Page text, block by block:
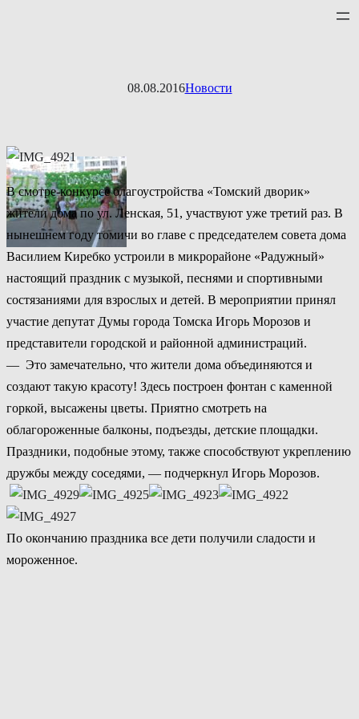
08.08.2016Новости
В смотре-конкурсе благоустройства «Томский дворик»
жители дома по ул. Ленская, 51, участвуют уже третий раз. В
нынешнем году томичи во главе с председателем совета дома
Василием Киребко устроили в микрорайоне «Радужный»
настоящий праздник с музыкой, песнями и спортивными
состязаниями для взрослых и детей. В мероприятии принял
участие депутат Думы города Томска Игорь Морозов и
представители городской и районной администраций.
— Это замечательно, что жители дома объединяются и
создают такую красоту! Здесь построен фонтан с каменной
горкой, высажены цветы. Приятно смотреть на
облагороженные балконы, подъезды, детские площадки.
Праздники, подобные этому, также способствуют укреплению
дружбы между соседями, — подчеркнул Игорь Морозов.
По окончанию праздника все дети получили сладости и
мороженное.